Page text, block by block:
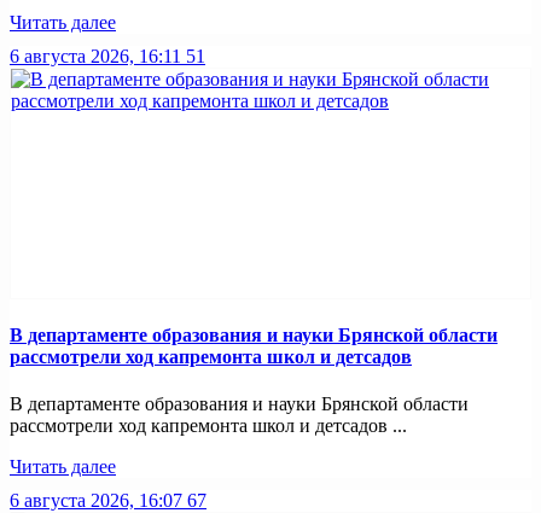
Читать далее
6 августа 2026, 16:11 51
В департаменте образования и науки Брянской области
рассмотрели ход капремонта школ и детсадов
В департаменте образования и науки Брянской области
рассмотрели ход капремонта школ и детсадов ...
Читать далее
6 августа 2026, 16:07 67